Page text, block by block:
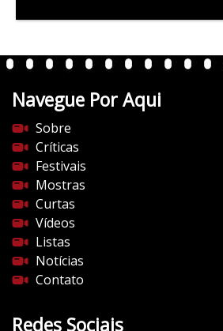
Navegue Por Aqui
Sobre
Críticas
Festivais
Mostras
Curtas
Vídeos
Listas
Notícias
Contato
Redes Sociais